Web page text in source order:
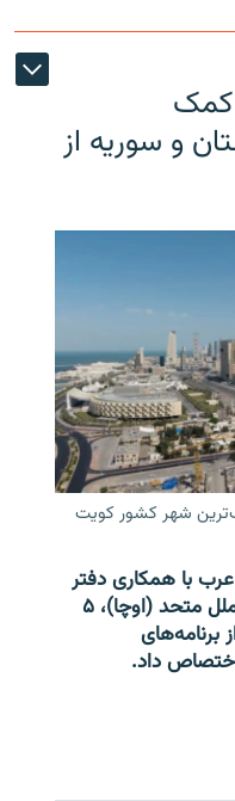
کمک
و سوریه از
شهر کشور کویت
با همکاری دفتر
هماهنگی امور بشردوستانه سازمان ملل متحد (اوچا)، ۵
برنامه‌های
داد.